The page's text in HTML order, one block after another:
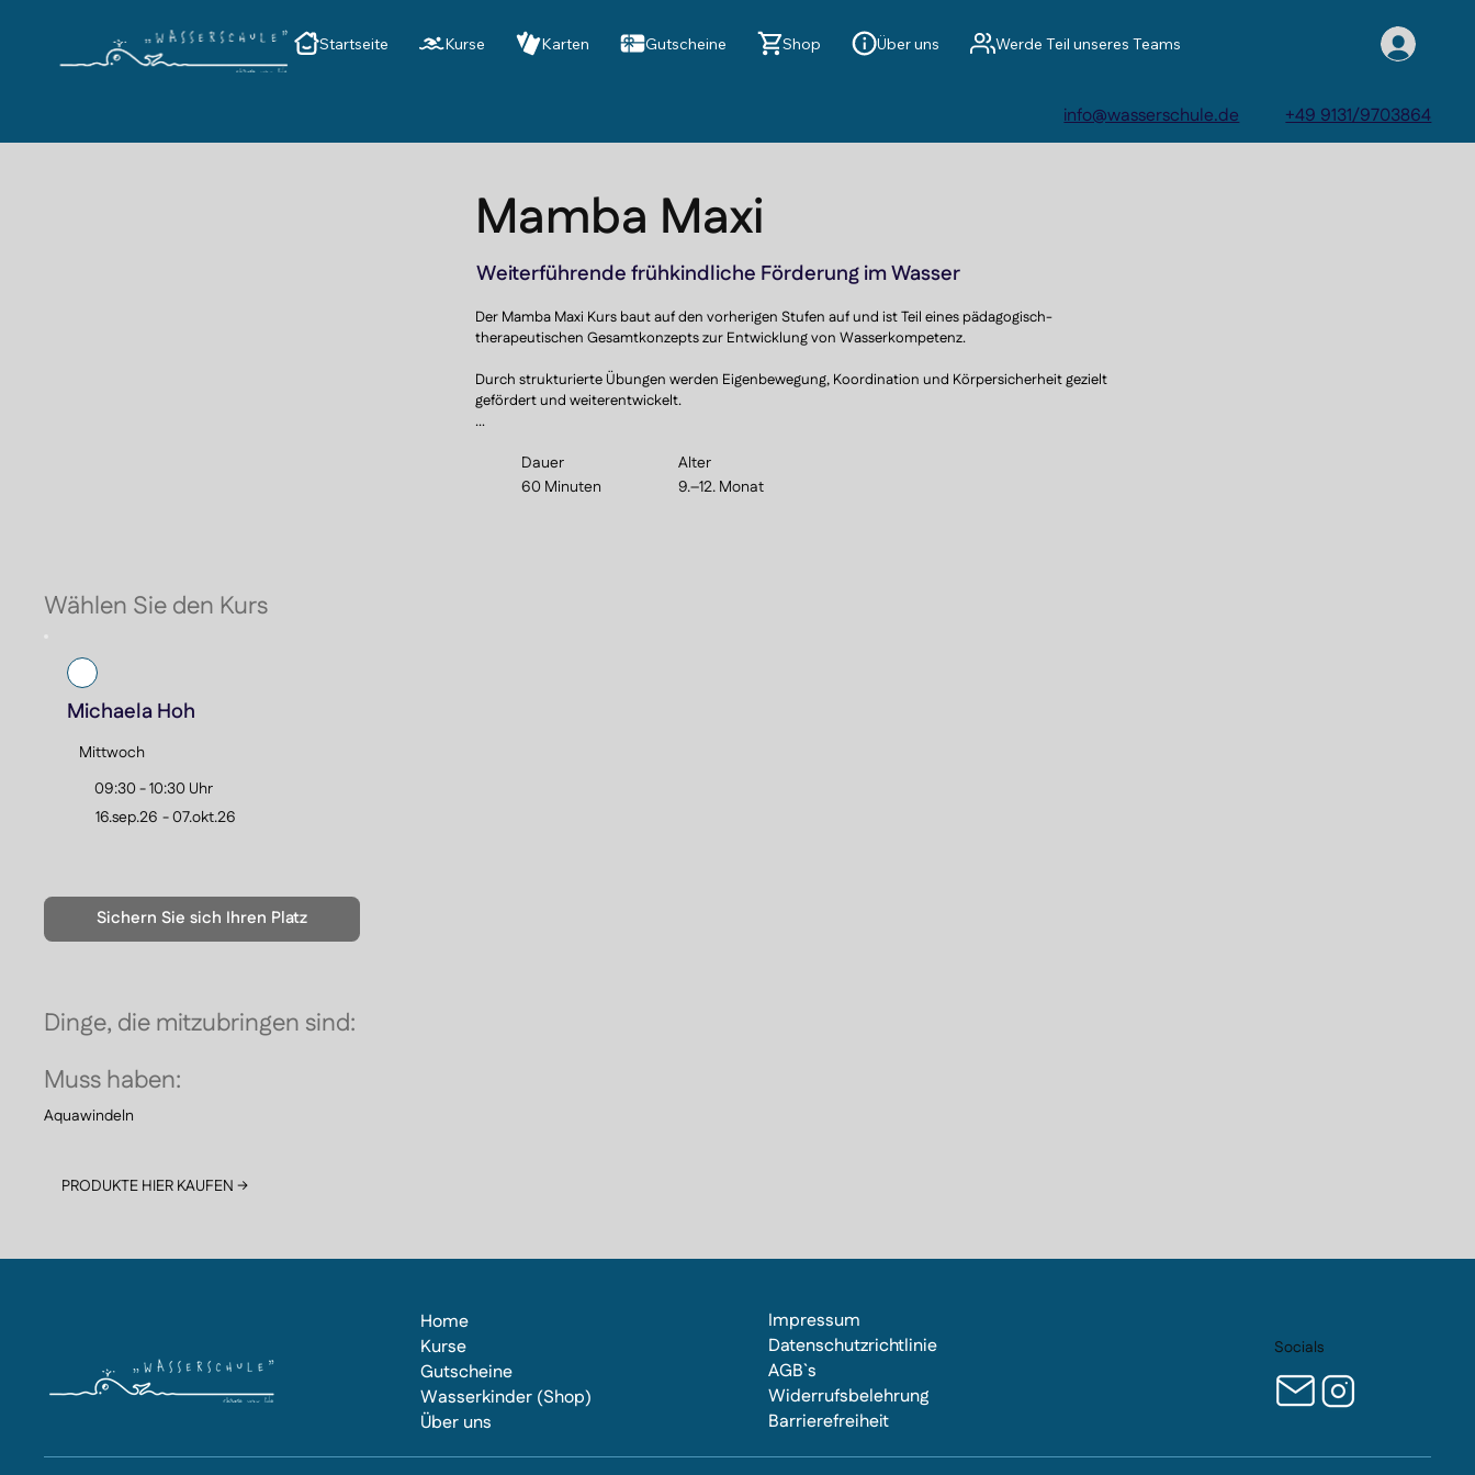
Startseite Kurse Karten Gutscheine Shop Über uns Werde Teil unseres Teams
info@wasserschule.de +49 9131/9703864
Mamba Maxi
Weiterführende frühkindliche Förderung im Wasser
Der Mamba Maxi Kurs baut auf den vorherigen Stufen auf und ist Teil eines pädagogisch-
therapeutischen Gesamtkonzepts zur Entwicklung von Wasserkompetenz.
Durch strukturierte Übungen werden Eigenbewegung, Koordination und Körpersicherheit gezielt
gefördert und weiterentwickelt.
auf die nächsten Lernschritte vor.
Dauer
60 Minuten
Alter
9.–12. Monat
Wählen Sie den Kurs
Michaela Hoh
Mittwoch
09:30 - 10:30 Uhr
16.sep.26 -07.okt.26
Sichern Sie sich Ihren Platz
Dinge, die mitzubringen sind:
Muss haben:
Aquawindeln
PRODUKTE HIER KAUFEN →
Home
Kurse
Gutscheine
Wasserkinder (Shop)
Über uns
Impressum
Datenschutzrichtlinie
AGB`s
Widerrufsbelehrung
Barrierefreiheit
Socials